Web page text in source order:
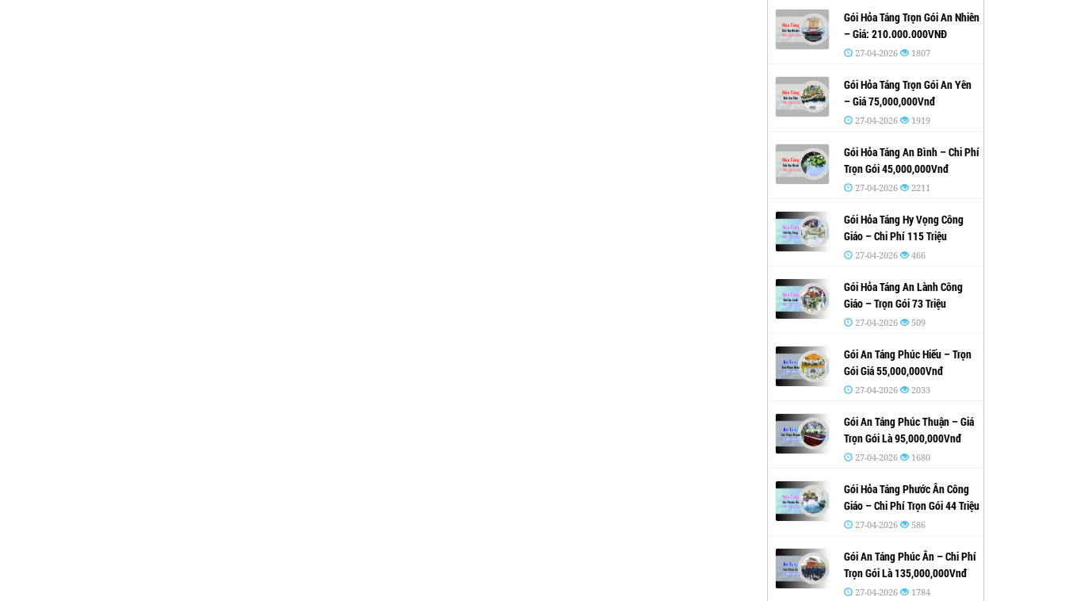
Gói Hỏa Táng Trọn Gói An Nhiên
– Giá: 210.000.000VNĐ
27-04-2026 1807
Gói Hỏa Táng Trọn Gói An Yên
– Giá 75,000,000Vnđ
27-04-2026 1919
Gói Hỏa Táng An Bình – Chi Phí
Trọn Gói 45,000,000Vnđ
27-04-2026 2211
Gói Hỏa Táng Hy Vọng Công
Giáo – Chi Phí 115 Triệu
27-04-2026 466
Gói Hỏa Táng An Lành Công
Giáo – Trọn Gói 73 Triệu
27-04-2026 509
Gói An Táng Phúc Hiếu – Trọn
Gói Giá 55,000,000Vnđ
27-04-2026 2033
Gói An Táng Phúc Thuận – Giá
Trọn Gói Là 95,000,000Vnđ
27-04-2026 1680
Gói Hỏa Táng Phước Ân Công
Giáo – Chi Phí Trọn Gói 44 Triệu
27-04-2026 586
Gói An Táng Phúc Ân – Chi Phí
Trọn Gói Là 135,000,000Vnđ
27-04-2026 1784